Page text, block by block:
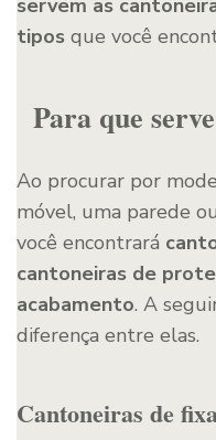
servem as
tipos que você
Para que
Ao procurar por
móvel, uma parede
você encontrará
cantoneiras de
acabamento. A
diferença entre elas.
Cantoneiras de